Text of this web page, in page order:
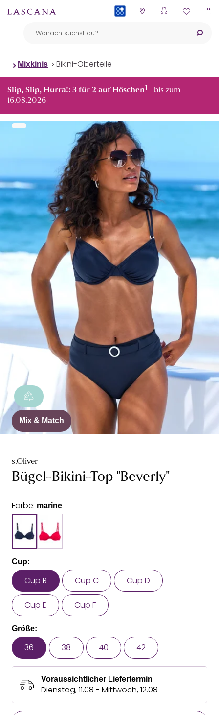
Mixkinis Bikini-Oberteile
Slip, Slip, Hurra!: 3 für 2 auf Höschen1 | bis zum
16.08.2026
Mix & Match
s.Oliver
Bügel-Bikini-Top "Beverly"
Farbe: marine
Cup:
Cup B Cup C Cup D
Cup E Cup F
Größe:
36 38 40 42
Voraussichtlicher Liefertermin
Dienstag, 11.08 - Mittwoch, 12.08